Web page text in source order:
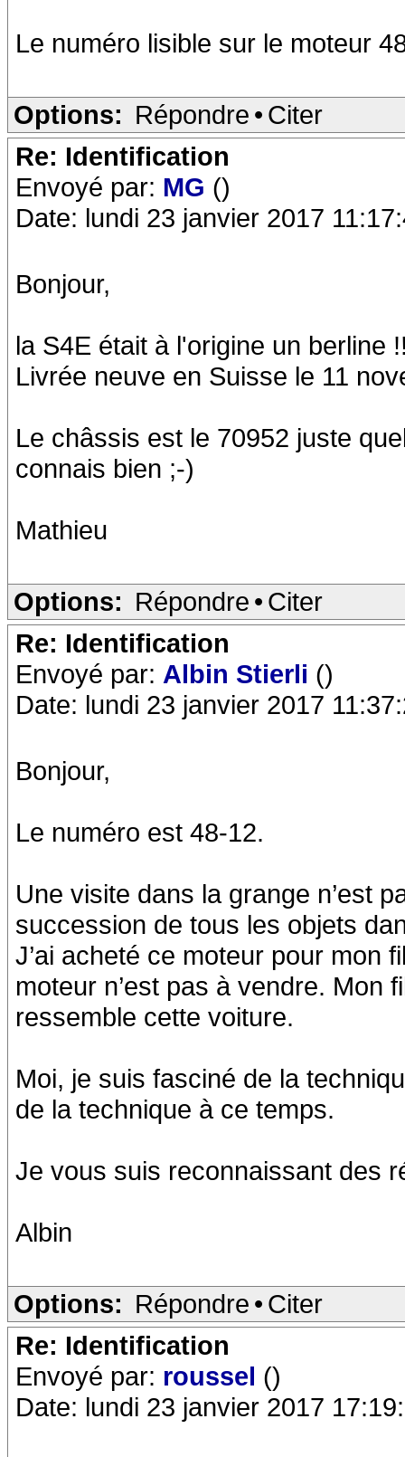
Le numéro lisible sur le moteur
Options: Répondre • Citer
Re: Identification
Envoyé par: MG ()
Date: lundi 23 janvier 2017
Bonjour,
la S4E était à l'origine un berline
Livrée neuve en Suisse le 11
Le châssis est le 70952 juste
connais bien ;-)
Mathieu
Options: Répondre • Citer
Re: Identification
Envoyé par: Albin Stierli ()
Date: lundi 23 janvier 2017
Bonjour,
Le numéro est 48-12.
Une visite dans la grange n’est
succession de tous les objets
J’ai acheté ce moteur pour mon
moteur n’est pas à vendre. Mon
ressemble cette voiture.
Moi, je suis fasciné de la
de la technique à ce temps.
Je vous suis reconnaissant des
Albin
Options: Répondre • Citer
Re: Identification
Envoyé par: roussel ()
Date: lundi 23 janvier 2017